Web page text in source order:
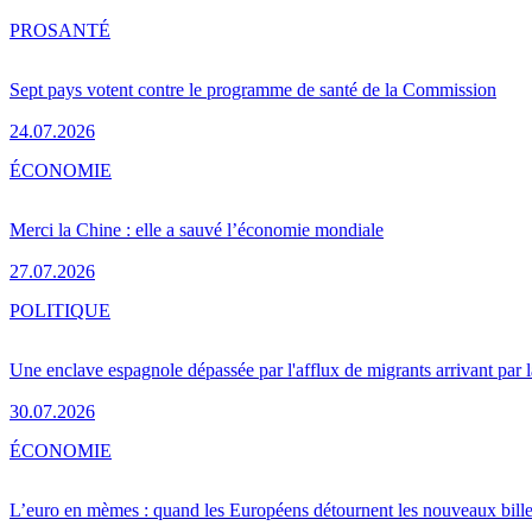
Sept pays votent contre le programme de santé de la Commission
24.07.2026
PROSANTÉ
Merci la Chine : elle a sauvé l’économie mondiale
27.07.2026
ÉCONOMIE
Une enclave espagnole dépassée par l'afflux de migrants arrivant par
30.07.2026
POLITIQUE
L’euro en mèmes : quand les Européens détournent les nouveaux
ÉCONOMIE